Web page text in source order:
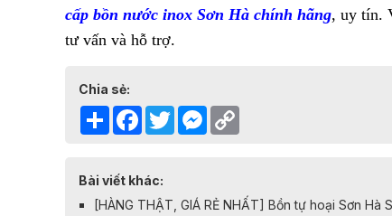
cấp bồn nước inox Sơn Hà chính hãng, uy tín.
tư vấn và hỗ trợ.
Chia sẻ:
Share Facebook
TwitterMessenger
Bài viết khác:
[HÀNG THẬT, GIÁ RẺ NHẤT] Bồn tự hoại Sơn